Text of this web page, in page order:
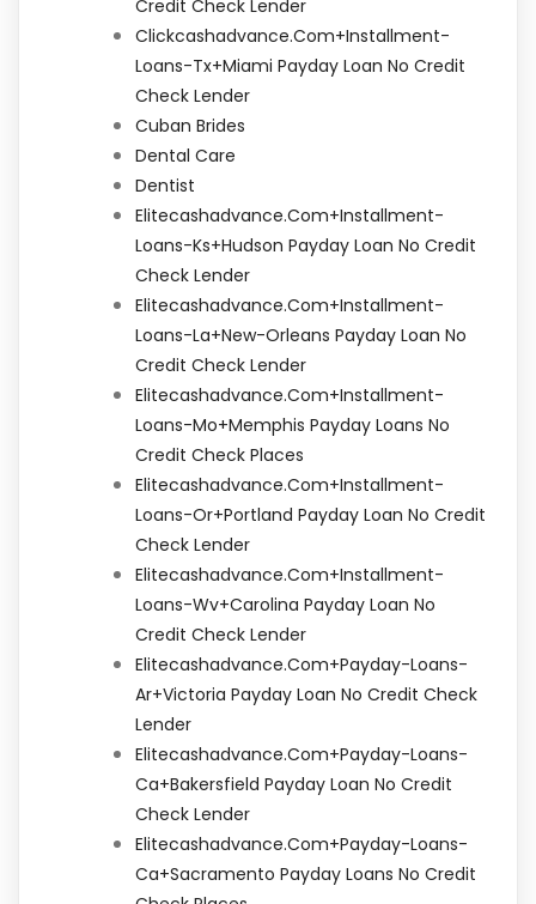
Credit Check Lender
Clickcashadvance.com+installment-
Loans-Tx+miami Payday Loan No Credit
Check Lender
Cuban Brides
Dental Care
Dentist
Elitecashadvance.com+installment-
Loans-Ks+hudson Payday Loan No Credit
Check Lender
Elitecashadvance.com+installment-
Loans-La+new-Orleans Payday Loan No
Credit Check Lender
Elitecashadvance.com+installment-
Loans-Mo+memphis Payday Loans No
Credit Check Places
Elitecashadvance.com+installment-
Loans-Or+portland Payday Loan No Credit
Check Lender
Elitecashadvance.com+installment-
Loans-Wv+carolina Payday Loan No
Credit Check Lender
Elitecashadvance.com+payday-Loans-
Ar+victoria Payday Loan No Credit Check
Lender
Elitecashadvance.com+payday-Loans-
Ca+bakersfield Payday Loan No Credit
Check Lender
Elitecashadvance.com+payday-Loans-
Ca+sacramento Payday Loans No Credit